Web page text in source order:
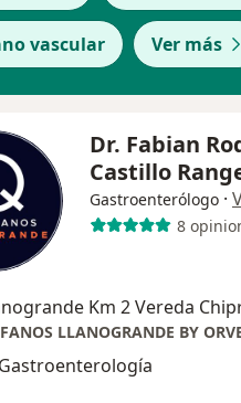
vascular Ver más
Dr. Fabian
Castillo
Gastroenterólogo ·
8
LLANOGRANDE BY